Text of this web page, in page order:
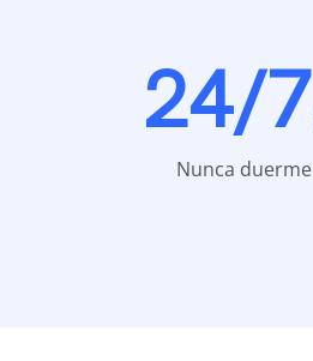
24/7
Nunca duerme